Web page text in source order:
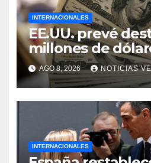
INTERNACIONALES
EE.UU. prevé
millones de
Colombia para
seguridad
AGO 8, 2026 NOTICIAS VE
INTERNACIONALES